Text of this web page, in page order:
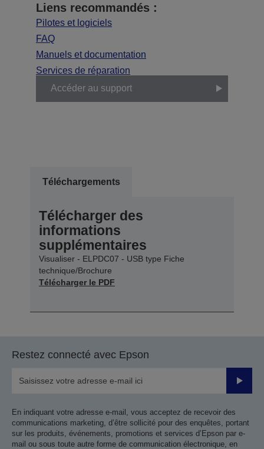
Liens recommandés :
Pilotes et logiciels
FAQ
Manuels et documentation
Services de réparation
Accéder au support
Téléchargements
Télécharger des
informations
supplémentaires
Visualiser - ELPDC07 - USB type Fiche
technique/Brochure
Télécharger le PDF
Restez connecté avec Epson
Valider
En indiquant votre adresse e-mail, vous acceptez de recevoir des
communications marketing, d’être sollicité pour des enquêtes, portant
sur les produits, événements, promotions et services d’Epson par e-
mail ou sous toute autre forme de communication électronique, en